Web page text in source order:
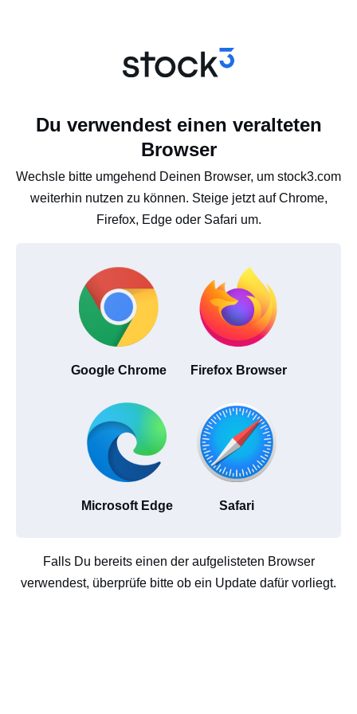
Du verwendest einen veralteten
Browser
Wechsle bitte umgehend Deinen Browser, um stock3.com
weiterhin nutzen zu können. Steige jetzt auf Chrome,
Firefox, Edge oder Safari um.
Google Chrome Firefox Browser
Microsoft Edge Safari
Falls Du bereits einen der aufgelisteten Browser
verwendest, überprüfe bitte ob ein Update dafür vorliegt.